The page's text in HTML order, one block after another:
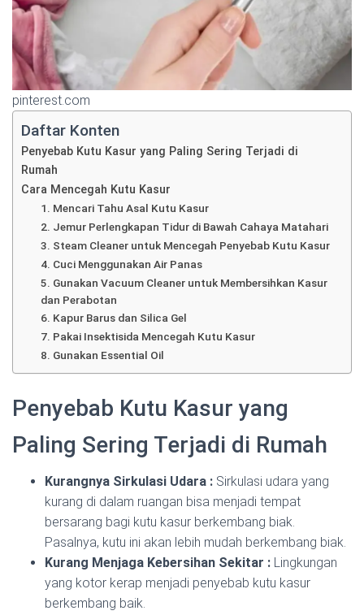
pinterest.com
Daftar Konten
Penyebab Kutu Kasur yang Paling Sering Terjadi di
Rumah
Cara Mencegah Kutu Kasur
1. Mencari Tahu Asal Kutu Kasur
2. Jemur Perlengkapan Tidur di Bawah Cahaya Matahari
3. Steam Cleaner untuk Mencegah Penyebab Kutu Kasur
4. Cuci Menggunakan Air Panas
5. Gunakan Vacuum Cleaner untuk Membersihkan Kasur
dan Perabotan
6. Kapur Barus dan Silica Gel
7. Pakai Insektisida Mencegah Kutu Kasur
8. Gunakan Essential Oil
Penyebab Kutu Kasur yang
Paling Sering Terjadi di Rumah
Kurangnya Sirkulasi Udara : Sirkulasi udara yang
kurang di dalam ruangan bisa menjadi tempat
bersarang bagi kutu kasur berkembang biak.
Pasalnya, kutu ini akan lebih mudah berkembang biak.
Kurang Menjaga Kebersihan Sekitar : Lingkungan
yang kotor kerap menjadi penyebab kutu kasur
berkembang baik.